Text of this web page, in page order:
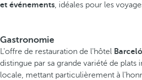
et événements, idéales pour les
Gastronomie
L'offre de restauration de l'hôtel
distingue par sa grande variété de plats
locale, mettant particulièrement à